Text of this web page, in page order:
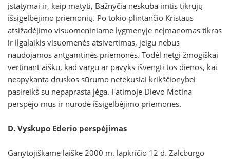
įstatymai ir, kaip matyti, Bažnyčia neskuba imtis tikrųjų
išsigelbėjimo priemonių. Po tokio plintančio Kristaus
atsižadėjimo visuomeniniame lygmenyje neįmanomas tikras
ir ilgalaikis visuomenės atsivertimas, jeigu nebus
naudojamos antgamtinės priemonės. Todėl netgi žmogiškai
vertinant aišku, kad vargu ar pavyks išvengti tos dienos, kai
neapykanta druskos sūrumo netekusiai krikščionybei
pasireikš su nepaprasta jėga. Fatimoje Dievo Motina
perspėjo mus ir nurodė išsigelbėjimo priemones.
D. Vyskupo Ederio perspėjimas
Ganytojiškame laiške 2000 m. lapkričio 12 d. Zalcburgo